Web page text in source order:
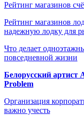
Рейтинг магазинов
Рейтинг магазинов
надежную лодку для
Что делает
повседневной жизни
Белорусский артист
Problem
Организация
важно учесть